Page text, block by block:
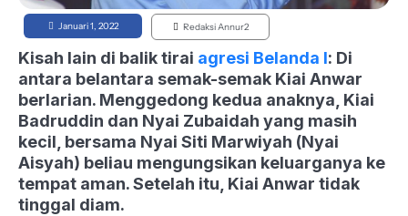
Januari 1, 2022 Redaksi Annur2
Kisah lain di balik tirai agresi Belanda I: Di
antara belantara semak-semak Kiai Anwar
berlarian. Menggedong kedua anaknya, Kiai
Badruddin dan Nyai Zubaidah yang masih
kecil, bersama Nyai Siti Marwiyah (Nyai
Aisyah) beliau mengungsikan keluarganya ke
tempat aman. Setelah itu, Kiai Anwar tidak
tinggal diam.